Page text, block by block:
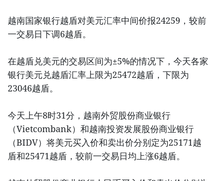
越南国家银行越盾对美元汇率中间价报24259，较前
一交易日下调6越盾。
在越盾兑美元的交易区间为±5%的情况下，今天各家
银行美元兑越盾汇率上限为25472越盾，下限为
23046越盾。
今天上午8时31分，越南外贸股份商业银行
（Vietcombank）和越南投资发展股份商业银行
（BIDV）将美元买入价和卖出价分别定为25171越
盾和25471越盾，较前一交易日均上涨6越盾。